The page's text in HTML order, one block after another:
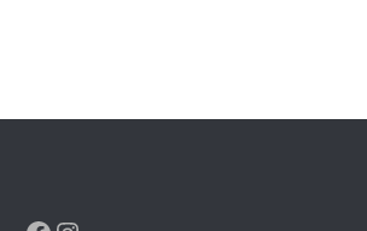
Facebook